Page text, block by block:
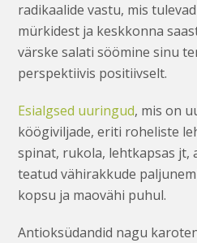
radikaalide vastu, mis
mürkidest ja keskkonna
värske salati söömine sinu
perspektiivis positiivselt.
Esialgsed uuringud, mis on
köögiviljade, eriti roheliste
spinat, rukola, lehtkapsas jt,
teatud vähirakkude
kopsu ja maovähi puhul.
Antioksüdandid nagu